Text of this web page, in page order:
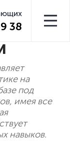
38
на
под
имея все
навыков.